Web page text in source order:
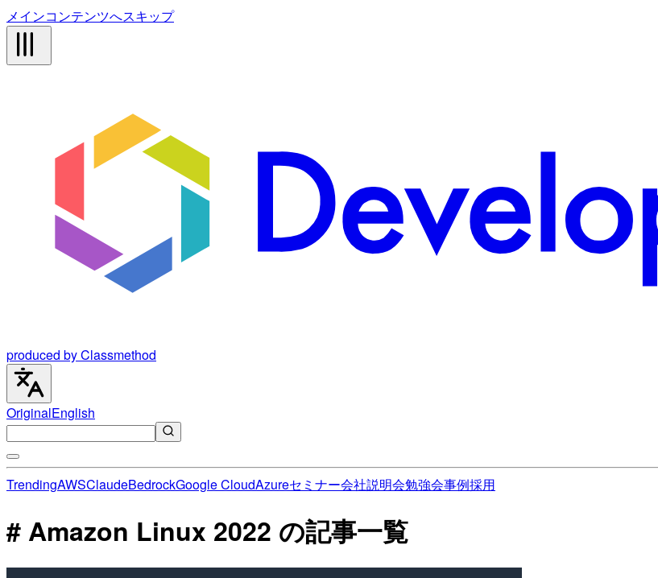
メインコンテンツへスキップ
produced by Classmethod
OriginalEnglish
TrendingAWSClaudeBedrockGoogle CloudAzureセミナー会社説明会勉強会事例採用
# Amazon Linux 2022 の記事一覧